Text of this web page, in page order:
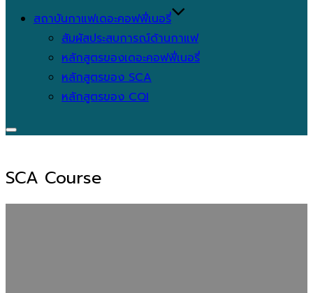
สถาบันกาแฟเดอะคอฟฟี่เนอรี่
สัมผัสประสบการณ์ด้านกาแฟ
หลักสูตรของเดอะคอฟฟี่เนอรี่
หลักสูตรของ SCA
หลักสูตรของ CQI
Toggle
navigation
SCA Course